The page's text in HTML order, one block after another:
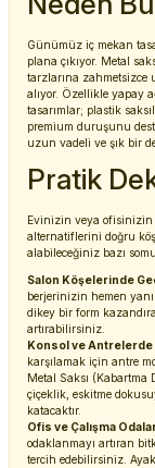
Günümüz iç mekan
plana çıkıyor. Metal
tarzlarına zahmetsizce
alıyor. Özellikle yapay
tasarımlar; plastik
premium duruşunu
uzun vadeli ve şık bir
Pratik
Evinizin veya ofisinizin
alternatiflerini doğru
alabileceğiniz bazı
Salon Köşelerinde
berjerinizin hemen
dikey bir form
artırabilirsiniz.
Konsol ve Antrelerde
karşılamak için antre
Metal Saksı (Kabartma
çiçeklik, eskitme
katacaktır.
Ofis ve Çalışma
odaklanmayı artıran
tercih edebilirsiniz.